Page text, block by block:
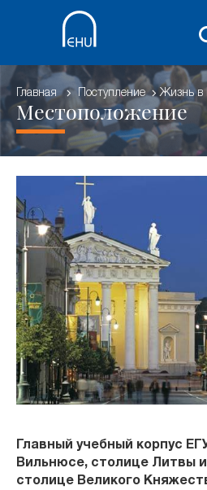
Главная Поступление Жизнь в
Местоположение
Главный учебный корпус
Вильнюсе, столице Литвы
столице Великого